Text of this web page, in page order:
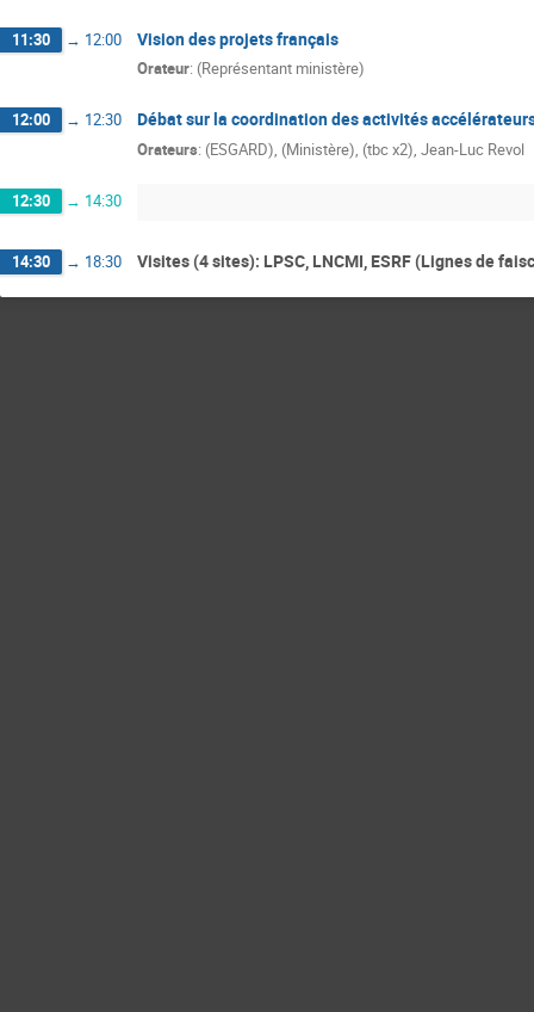
11:30 → 12:00 Vision des projets français
Orateur: (Représentant ministère)
12:00 → 12:30 Débat sur la coordination des activités
Orateurs: (ESGARD), (Ministère), (tbc x2), Jean-Luc Revol
12:30 → 14:30
14:30 → 18:30 Visites (4 sites): LPSC, LNCMI, ESRF (Lignes de